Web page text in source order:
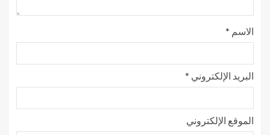
الاسم *
البريد الإلكتروني *
الموقع الإلكتروني